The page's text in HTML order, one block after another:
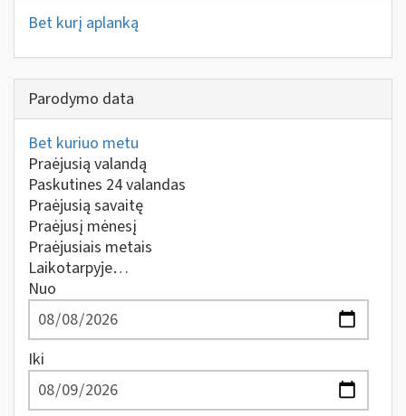
Bet kurį aplanką
Parodymo data
Bet kuriuo metu
Praėjusią valandą
Paskutines 24 valandas
Praėjusią savaitę
Praėjusį mėnesį
Praėjusiais metais
Laikotarpyje…
Nuo
Iki